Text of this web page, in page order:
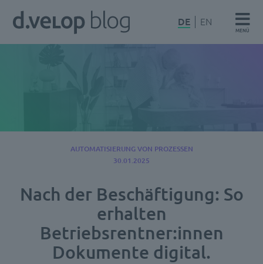
Zum
Inhalt
d.velop
DE EN
MENÜ
Nach der Beschäftigung: So
erhalten
Betriebsrentner:innen
Dokumente digital.
AUTOMATISIERUNG VON PROZESSEN
30.01.2025